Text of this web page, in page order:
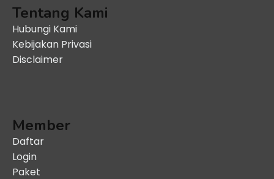
Tentang Kami
Hubungi Kami
Kebijakan Privasi
Disclaimer
Member
Daftar
Login
Paket